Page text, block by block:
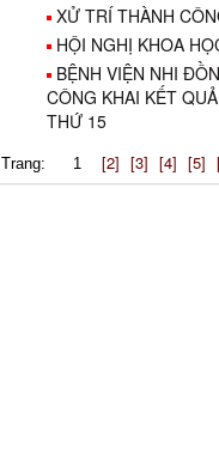
XỬ TRÍ THÀNH
HỘI NGHỊ KHOA
BỆNH VIỆN NHI
CÔNG KHAI KẾT
THỨ 15
Trang: 1 [2] [3] [4] [5]